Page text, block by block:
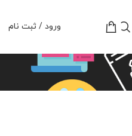
ورود / ثبت نام